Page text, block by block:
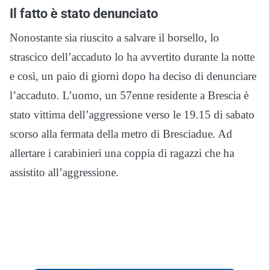
Il fatto è stato denunciato
Nonostante sia riuscito a salvare il borsello, lo
strascico dell’accaduto lo ha avvertito durante la notte
e così, un paio di giorni dopo ha deciso di denunciare
l’accaduto. L’uomo, un 57enne residente a Brescia è
stato vittima dell’aggressione verso le 19.15 di sabato
scorso alla fermata della metro di Bresciadue. Ad
allertare i carabinieri una coppia di ragazzi che ha
assistito all’aggressione.